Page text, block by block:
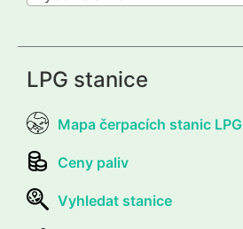
LPG stanice
Mapa čerpacích stanic LPG
Ceny paliv
Vyhledat stanice